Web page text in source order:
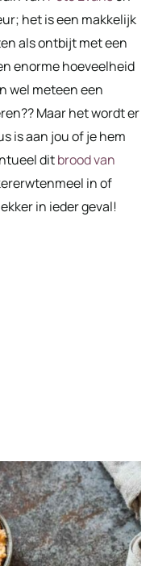
het is een makkelijk
als ontbijt met een
enorme hoeveelheid
wel meteen een
Maar het wordt er
is aan jou of je hem
ditbrood van
in of
in ieder geval!